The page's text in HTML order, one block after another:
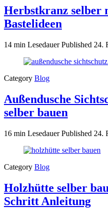
Herbstkranz selber
Bastelideen
14 min LesedauerPublished 24.
Category Blog
Außendusche
selber bauen
16 min LesedauerPublished 24.
Category Blog
Holzhütte selber
Schritt Anleitung